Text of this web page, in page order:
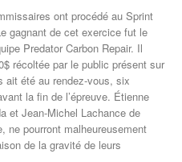
ont procédé au Sprint
gagnant de cet exercice fut le
Predator Carbon Repair. Il
récoltée par le public présent sur
ait été au rendez-vous, six
la fin de l’épreuve. Étienne
et Jean-Michel Lachance de
ne pourront malheureusement
de la gravité de leurs